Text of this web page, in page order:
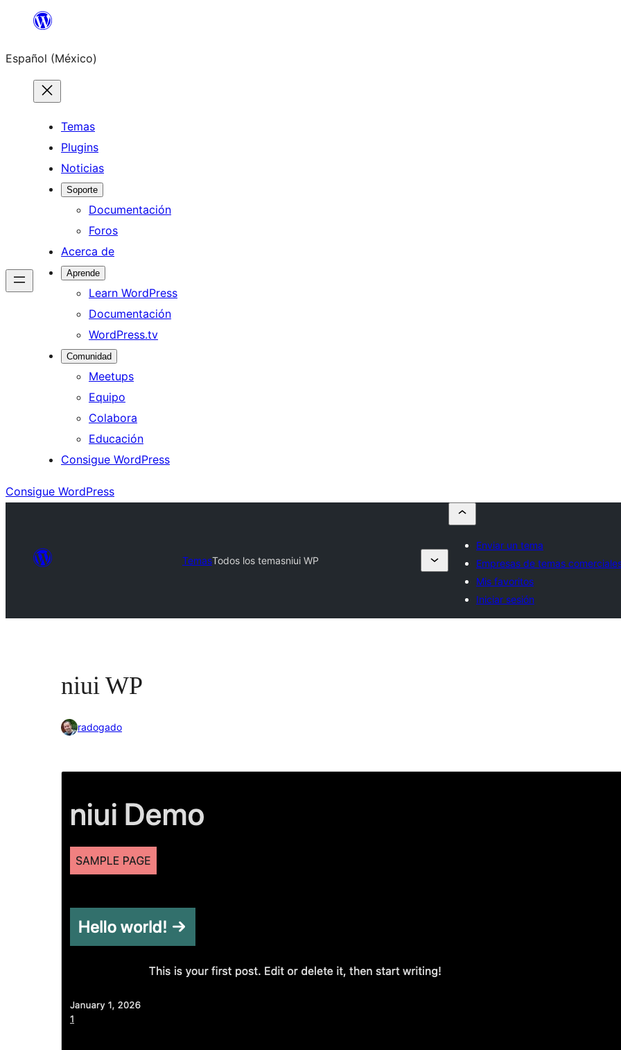
Saltar
contenido
Español (México)
Temas
Plugins
Noticias
Soporte
Documentación
Foros
Acerca de
Aprende
Learn WordPress
Documentación
WordPress.tv
Comunidad
Meetups
Equipo
Colabora
Educación
Consigue WordPress
Consigue WordPress
TemasTodos los temasniui WP
Enviar un tema
Empresas de temas
Mis favoritos
Iniciar sesión
niui WP
radogado